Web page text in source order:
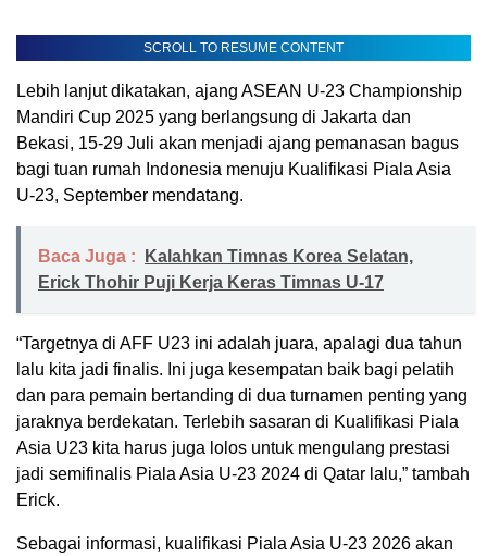
SCROLL TO RESUME CONTENT
Lebih lanjut dikatakan, ajang ASEAN U-23 Championship
Mandiri Cup 2025 yang berlangsung di Jakarta dan
Bekasi, 15-29 Juli akan menjadi ajang pemanasan bagus
bagi tuan rumah Indonesia menuju Kualifikasi Piala Asia
U-23, September mendatang.
Baca Juga :
Kalahkan Timnas Korea Selatan,
Erick Thohir Puji Kerja Keras Timnas U-17
“Targetnya di AFF U23 ini adalah juara, apalagi dua tahun
lalu kita jadi finalis. Ini juga kesempatan baik bagi pelatih
dan para pemain bertanding di dua turnamen penting yang
jaraknya berdekatan. Terlebih sasaran di Kualifikasi Piala
Asia U23 kita harus juga lolos untuk mengulang prestasi
jadi semifinalis Piala Asia U-23 2024 di Qatar lalu,” tambah
Erick.
Sebagai informasi, kualifikasi Piala Asia U-23 2026 akan